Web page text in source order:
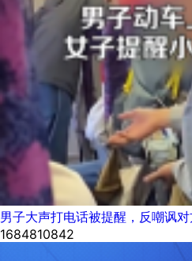
男子大声打电话被提醒，反嘲讽
1684810842